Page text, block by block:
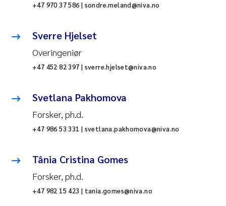
+47 970 37 586 | sondre.meland@niva.no
Sverre Hjelset
Overingeniør
+47 452 82 397 | sverre.hjelset@niva.no
Svetlana Pakhomova
Forsker, ph.d.
+47 986 53 331 | svetlana.pakhomova@niva.no
Tânia Cristina Gomes
Forsker, ph.d.
+47 982 15 423 | tania.gomes@niva.no